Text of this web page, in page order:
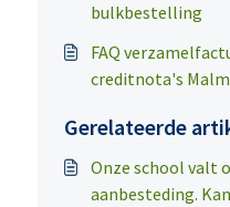
bulkbestelling
FAQ
creditnota's
Gerelateerde
Onze school valt
aanbesteding.